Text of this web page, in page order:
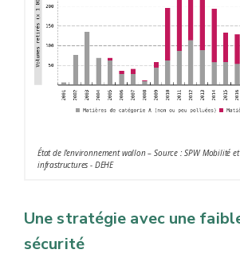
État de l'environnement wallon – Source : SPW Mobilité et
infrastructures - DEHE
Une stratégie avec une
sécurité